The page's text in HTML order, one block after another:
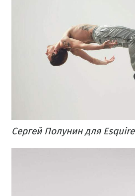
Сергей Полунин для Esquire